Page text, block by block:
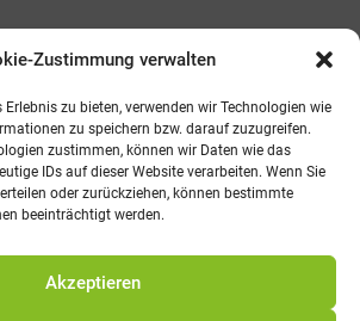
Zustimmung verwalten
zu bieten, verwenden wir Technologien wie
zu speichern bzw. darauf zuzugreifen.
zustimmen, können wir Daten wie das
IDs auf dieser Website verarbeiten. Wenn Sie
oder zurückziehen, können bestimmte
beeinträchtigt werden.
Akzeptieren
Fachmedien Cookie-Richtlinie (EU)
Telefon: 0821 242800
E-Mail: info@promv.de
2021 Pro Management Verlag